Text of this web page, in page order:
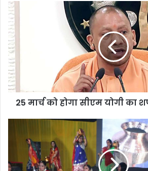
25 मार्च को होगा सीएम योगी का